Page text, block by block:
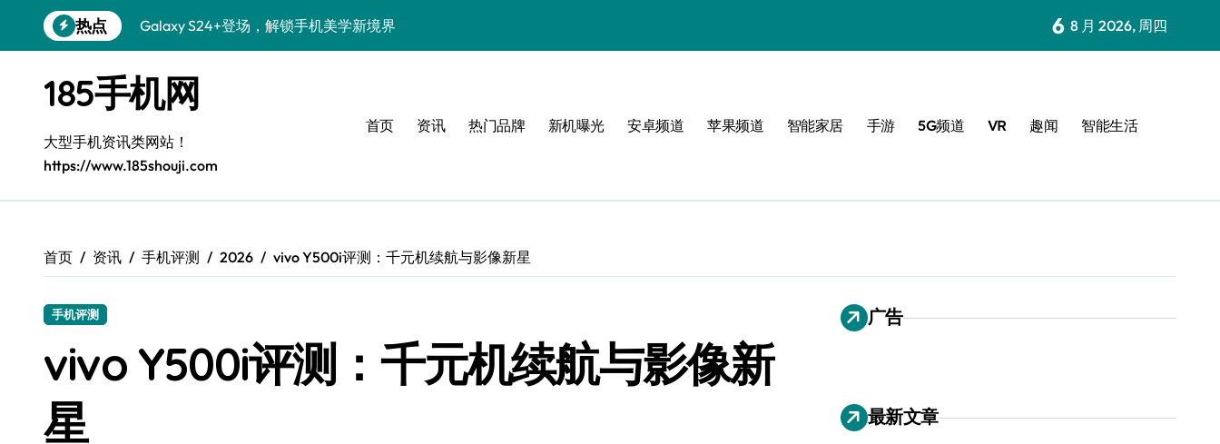
到
热点
S26+颜值暴增！三星机皇美颜秘籍揭秘
三星Galaxy S26解锁个性美颜新玩法
Galaxy S25个性解锁：炫酷定制全攻略
Galaxy C55 5G焕新秘籍：潮流定制，玩转无限可能
Galaxy C55 5G登场，演绎三星美学新巅峰
Galaxy S25+闪亮登场，这样打扮秒变焦点！
6 8 月 2026, 周四
185手机网
大型手机资讯类网站！
https://www.185shouji.com
首页 资讯 热门品牌 新机曝光 安卓频道 苹果频道 智能家居 手游 5G频道 VR 趣闻 智能生活
首页 资讯 手机评测 2026 vivo Y500i评测：千元机续航与影像新星
手机评测
vivo Y500i评测：千元机续航与影像新
星
广告
最新文章